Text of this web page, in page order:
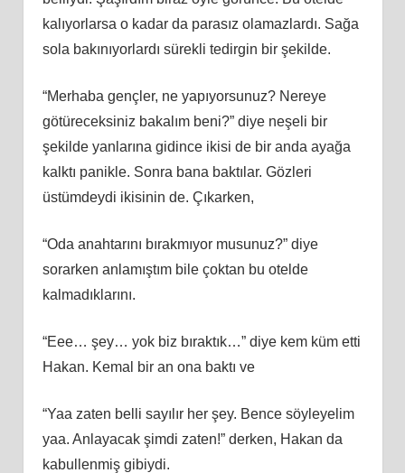
kalıyorlarsa o kadar da parasız olamazlardı. Sağa
sola bakınıyorlardı sürekli tedirgin bir şekilde.
“Merhaba gençler, ne yapıyorsunuz? Nereye
götüreceksiniz bakalım beni?” diye neşeli bir
şekilde yanlarına gidince ikisi de bir anda ayağa
kalktı panikle. Sonra bana baktılar. Gözleri
üstümdeydi ikisinin de. Çıkarken,
“Oda anahtarını bırakmıyor musunuz?” diye
sorarken anlamıştım bile çoktan bu otelde
kalmadıklarını.
“Eee… şey… yok biz bıraktık…” diye kem küm etti
Hakan. Kemal bir an ona baktı ve
“Yaa zaten belli sayılır her şey. Bence söyleyelim
yaa. Anlayacak şimdi zaten!” derken, Hakan da
kabullenmiş gibiydi.